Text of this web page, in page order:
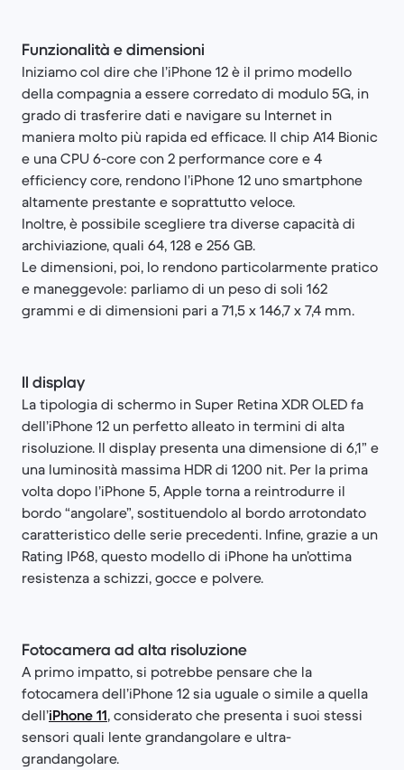
Funzionalità e dimensioni
Iniziamo col dire che l’iPhone 12 è il primo modello
della compagnia a essere corredato di modulo 5G, in
grado di trasferire dati e navigare su Internet in
maniera molto più rapida ed efficace. Il chip A14 Bionic
e una CPU 6-core con 2 performance core e 4
efficiency core, rendono l’iPhone 12 uno smartphone
altamente prestante e soprattutto veloce.
Inoltre, è possibile scegliere tra diverse capacità di
archiviazione, quali 64, 128 e 256 GB.
Le dimensioni, poi, lo rendono particolarmente pratico
e maneggevole: parliamo di un peso di soli 162
grammi e di dimensioni pari a 71,5 x 146,7 x 7,4 mm.
Il display
La tipologia di schermo in Super Retina XDR OLED fa
dell’iPhone 12 un perfetto alleato in termini di alta
risoluzione. Il display presenta una dimensione di 6,1” e
una luminosità massima HDR di 1200 nit. Per la prima
volta dopo l’iPhone 5, Apple torna a reintrodurre il
bordo “angolare”, sostituendolo al bordo arrotondato
caratteristico delle serie precedenti. Infine, grazie a un
Rating IP68, questo modello di iPhone ha un’ottima
resistenza a schizzi, gocce e polvere.
Fotocamera ad alta risoluzione
A primo impatto, si potrebbe pensare che la
fotocamera dell’iPhone 12 sia uguale o simile a quella
dell’iPhone 11, considerato che presenta i suoi stessi
sensori quali lente grandangolare e ultra-
grandangolare.